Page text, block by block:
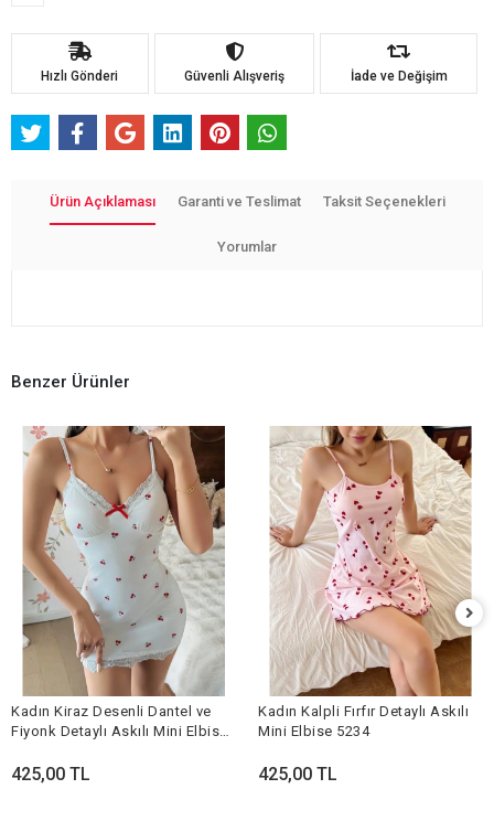
Hızlı Gönderi Güvenli Alışveriş İade ve Değişim
Ürün Açıklaması Garanti ve Teslimat Taksit Seçenekleri
Yorumlar
Benzer Ürünler
Kadın Kiraz Desenli Dantel ve
Fiyonk Detaylı Askılı Mini Elbise
425,00 TL
Kadın Kalpli Fırfır Detaylı Askılı
Mini Elbise 5234
425,00 TL